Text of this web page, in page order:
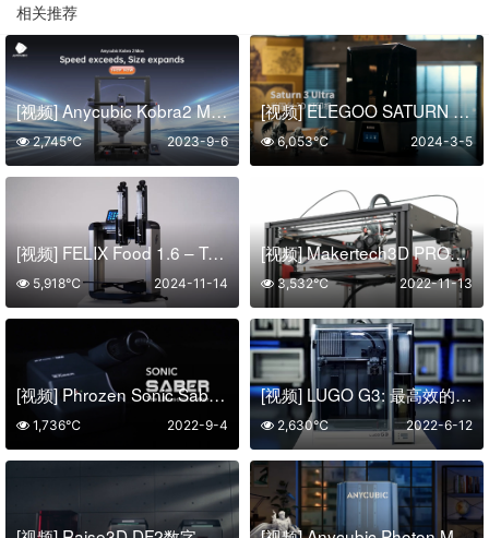
相关推荐
[视频] Anycubic Kobra2 Max：高速巨舰 88L打印体积 智能且易用
2023-9-6
2,745℃
[视频] ELEGOO SATURN 3 ULTRA：10寸12K金属机身高速光固化3D打印机
2024-3-5
6,053℃
[视频] FELIX Food 1.6 – Twin Head 双头食品3D打印机
2024-11-14
5,918℃
[视频] Makertech3D PROFORGE 3.5 3D打印机套件
2022-11-13
3,532℃
[视频] Phrozen Sonic Sabre：超声波切割机 完善您的打印品
2022-9-4
1,736℃
[视频] LUGO G3: 最高效的双挤出机3D打印机
2022-6-12
2,630℃